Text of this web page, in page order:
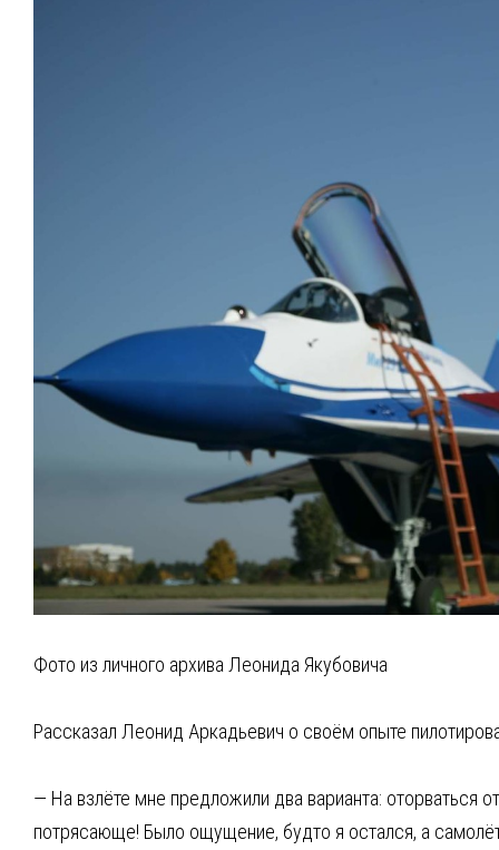
Фото из личного архива Леонида Якубовича
Рассказал Леонид Аркадьевич о своём опыте
— На взлёте мне предложили два варианта:
потрясающе! Было ощущение, будто я остался, а